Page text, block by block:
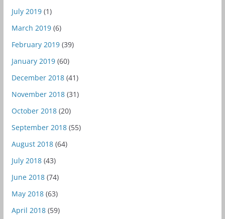
July 2019(1)
March 2019(6)
February 2019(39)
January 2019(60)
December 2018(41)
November 2018(31)
October 2018(20)
September 2018(55)
August 2018(64)
July 2018(43)
June 2018(74)
May 2018(63)
April 2018(59)